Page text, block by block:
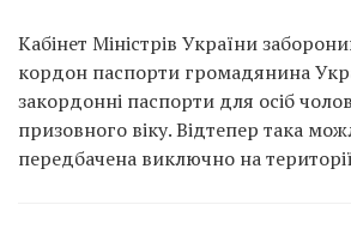
Кабінет Міністрів України
кордон паспорти громадянина
закордонні паспорти для осіб
призовного віку. Відтепер така
передбачена виключно на